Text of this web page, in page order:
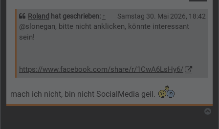
Roland hat geschrieben: ↑ Samstag 30. Mai 2026, 18:42
@slonegan, bitte nicht anklicken, könnte interessant
sein!
https://www.facebook.com/share/r/1CwA6LsHy6/
mach ich nicht, bin nicht SocialMedia geil.